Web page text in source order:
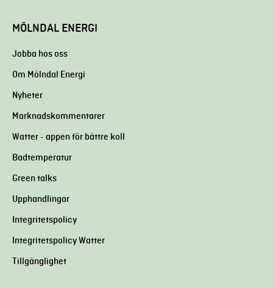
MÖLNDAL ENERGI
Jobba hos oss
Om Mölndal Energi
Nyheter
Marknadskommentarer
Watter - appen för bättre koll
Badtemperatur
Green talks
Upphandlingar
Integritetspolicy
Integritetspolicy Watter
Tillgänglighet